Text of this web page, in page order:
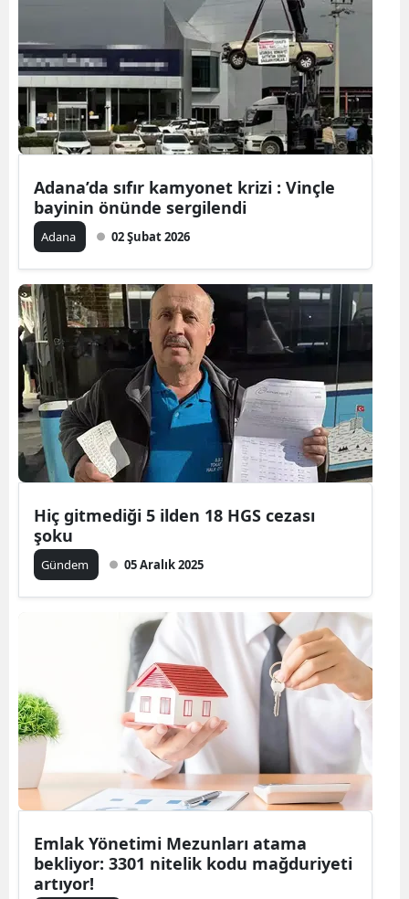
Denizli
Edirne
Elazığ
Gaziantep
Giresun
Gümüşhane
Hakkari
Hatay
Isparta
Kars
Kastamonu
Kayseri
Kırşehir
Kocaeli
Adana’da sıfır kamyonet krizi : Vinçle
bayinin önünde sergilendi
Adana 02 Şubat 2026
Hiç gitmediği 5 ilden 18 HGS cezası
şoku
Gündem 05 Aralık 2025
Emlak Yönetimi Mezunları atama
bekliyor: 3301 nitelik kodu mağduriyeti
artıyor!